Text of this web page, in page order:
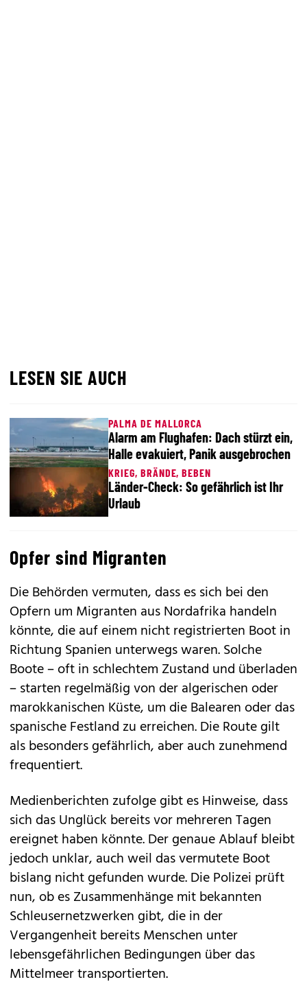
LESEN SIE AUCH
PALMA DE MALLORCA
Alarm am Flughafen: Dach stürzt ein,
Halle evakuiert, Panik ausgebrochen
KRIEG, BRÄNDE, BEBEN
Länder-Check: So gefährlich ist Ihr
Urlaub
Opfer sind Migranten
Die Behörden vermuten, dass es sich bei den
Opfern um Migranten aus Nordafrika handeln
könnte, die auf einem nicht registrierten Boot in
Richtung Spanien unterwegs waren. Solche
Boote – oft in schlechtem Zustand und überladen
– starten regelmäßig von der algerischen oder
marokkanischen Küste, um die Balearen oder das
spanische Festland zu erreichen. Die Route gilt
als besonders gefährlich, aber auch zunehmend
frequentiert.
Medienberichten zufolge gibt es Hinweise, dass
sich das Unglück bereits vor mehreren Tagen
ereignet haben könnte. Der genaue Ablauf bleibt
jedoch unklar, auch weil das vermutete Boot
bislang nicht gefunden wurde. Die Polizei prüft
nun, ob es Zusammenhänge mit bekannten
Schleusernetzwerken gibt, die in der
Vergangenheit bereits Menschen unter
lebensgefährlichen Bedingungen über das
Mittelmeer transportierten.